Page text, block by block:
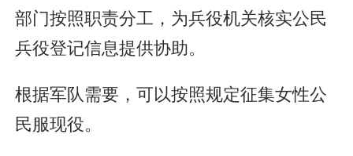
部门按照职责分工，为兵役机关核实公民
兵役登记信息提供协助。
根据军队需要，可以按照规定征集女性公
民服现役。